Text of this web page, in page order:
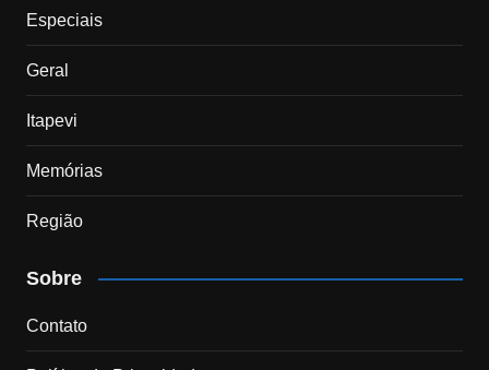
Especiais
Geral
Itapevi
Memórias
Região
Sobre
Contato